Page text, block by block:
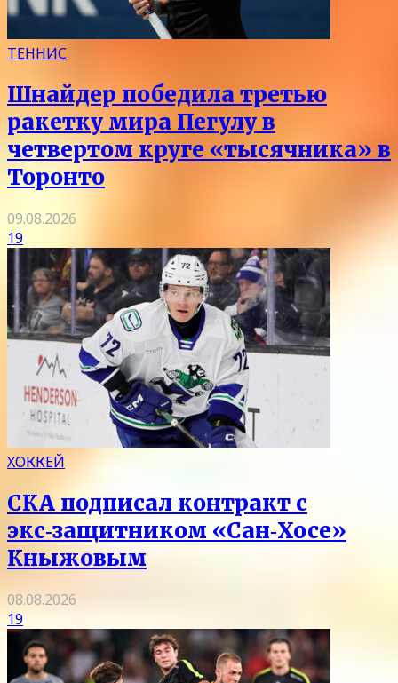
ТЕННИС
Шнайдер победила третью
ракетку мира Пегулу в
четвертом круге «тысячника» в
Торонто
09.08.2026
19
ХОККЕЙ
СКА подписал контракт с
экс‑защитником «Сан‑Хосе»
Кныжовым
08.08.2026
19